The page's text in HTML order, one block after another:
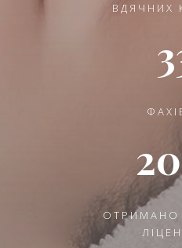
ВДЯЧНИХ
ОТРИМАНО